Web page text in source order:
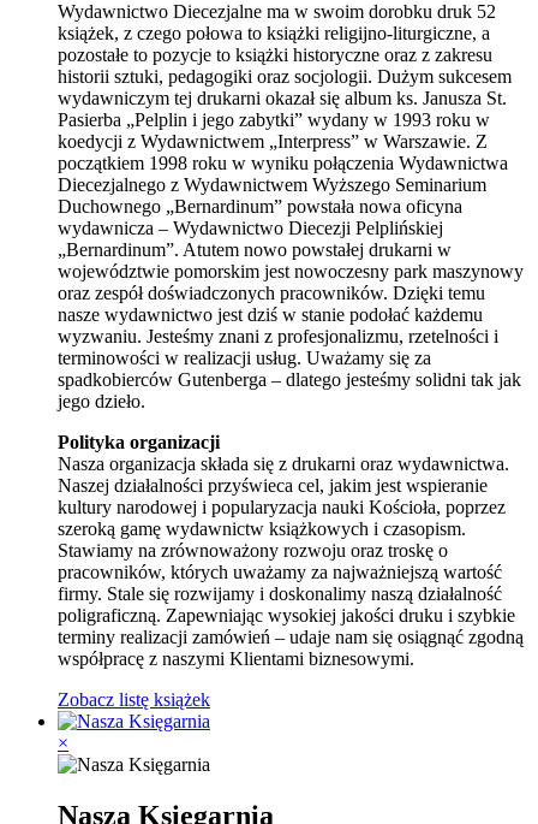
Wydawnictwo Diecezjalne ma w swoim dorobku druk 52
książek, z czego połowa to książki religijno-liturgiczne, a
pozostałe to pozycje to książki historyczne oraz z zakresu
historii sztuki, pedagogiki oraz socjologii. Dużym sukcesem
wydawniczym tej drukarni okazał się album ks. Janusza St.
Pasierba „Pelplin i jego zabytki” wydany w 1993 roku w
koedycji z Wydawnictwem „Interpress” w Warszawie. Z
początkiem 1998 roku w wyniku połączenia Wydawnictwa
Diecezjalnego z Wydawnictwem Wyższego Seminarium
Duchownego „Bernardinum” powstała nowa oficyna
wydawnicza – Wydawnictwo Diecezji Pelplińskiej
„Bernardinum”. Atutem nowo powstałej drukarni w
województwie pomorskim jest nowoczesny park maszynowy
oraz zespół doświadczonych pracowników. Dzięki temu
nasze wydawnictwo jest dziś w stanie podołać każdemu
wyzwaniu. Jesteśmy znani z profesjonalizmu, rzetelności i
terminowości w realizacji usług. Uważamy się za
spadkobierców Gutenberga – dlatego jesteśmy solidni tak jak
jego dzieło.
Polityka organizacji
Nasza organizacja składa się z drukarni oraz wydawnictwa.
Naszej działalności przyświeca cel, jakim jest wspieranie
kultury narodowej i popularyzacja nauki Kościoła, poprzez
szeroką gamę wydawnictw książkowych i czasopism.
Stawiamy na zrównoważony rozwoju oraz troskę o
pracowników, których uważamy za najważniejszą wartość
firmy. Stale się rozwijamy i doskonalimy naszą działalność
poligraficzną. Zapewniając wysokiej jakości druku i szybkie
terminy realizacji zamówień – udaje nam się osiągnąć zgodną
współpracę z naszymi Klientami biznesowymi.
Zobacz listę książek
×
Nasza Księgarnia